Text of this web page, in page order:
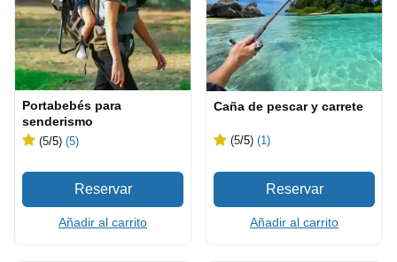
Portabebés para
senderismo
(5/5) (5)
Añadir al carrito
Caña de pescar y carrete
(5/5) (1)
Añadir al carrito